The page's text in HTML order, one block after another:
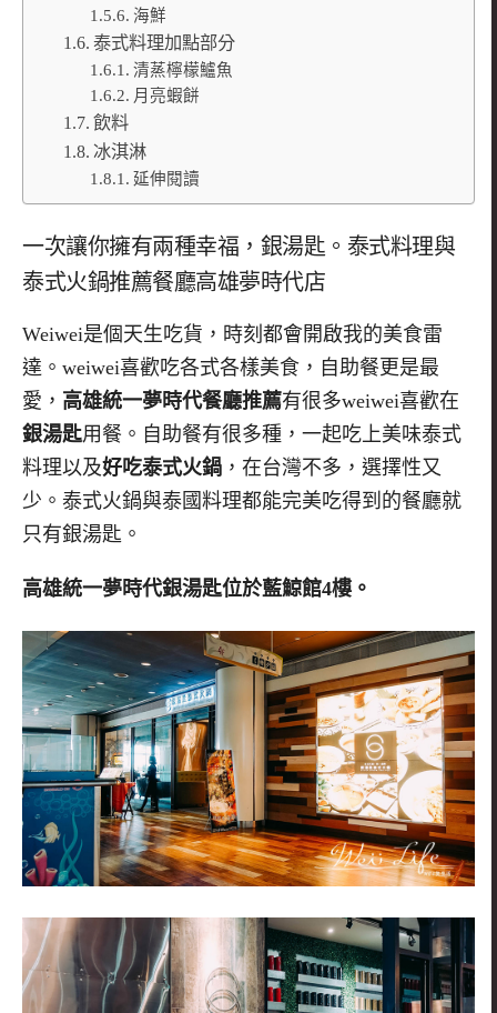
海鮮
泰式料理加點部分
清蒸檸檬鱸魚
月亮蝦餅
飲料
冰淇淋
延伸閱讀
一次讓你擁有兩種幸福，銀湯匙。泰式料理與
泰式火鍋推薦餐廳高雄夢時代店
Weiwei是個天生吃貨，時刻都會開啟我的美食雷
達。weiwei喜歡吃各式各樣美食，自助餐更是最
愛， 高雄統一夢時代餐廳推薦有很多weiwei喜歡在
銀湯匙用餐。自助餐有很多種，一起吃上美味泰式
料理以及好吃泰式火鍋 ，在台灣不多，選擇性又
少。泰式火鍋與泰國料理都能完美吃得到的餐廳就
只有銀湯匙。
高雄統一夢時代銀湯匙位於藍鯨館4樓。